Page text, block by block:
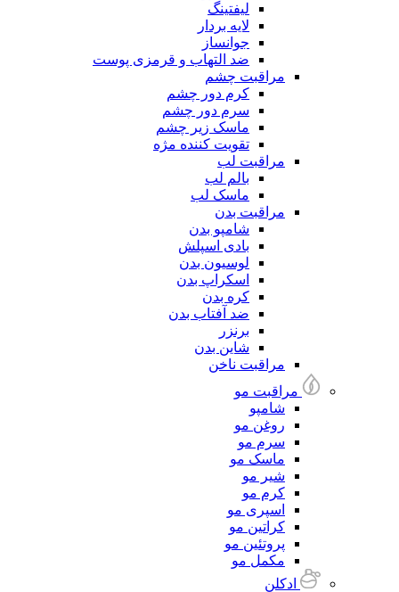
لیفتینگ
لایه بردار
جوانساز
ضد التهاب و قرمزی پوست
مراقبت چشم
کرم دور چشم
سرم دور چشم
ماسک زیر چشم
تقویت کننده مژه
مراقبت لب
بالم لب
ماسک لب
مراقبت بدن
شامپو بدن
بادی اسپلش
لوسیون بدن
اسکراپ بدن
کره بدن
ضد آفتاب بدن
برنزر
شاین بدن
مراقبت ناخن
مراقبت مو
شامپو
روغن مو
سرم مو
ماسک مو
شیر مو
کرم مو
اسپری مو
کراتین مو
پروتئین مو
مکمل مو
ادکلن